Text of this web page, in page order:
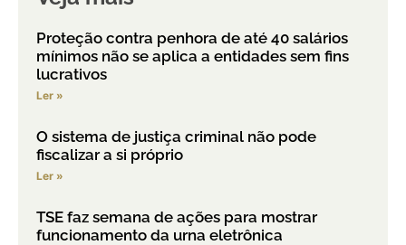
Proteção contra penhora de até 40 salários
mínimos não se aplica a entidades sem fins
lucrativos
Ler »
O sistema de justiça criminal não pode
fiscalizar a si próprio
Ler »
TSE faz semana de ações para mostrar
funcionamento da urna eletrônica